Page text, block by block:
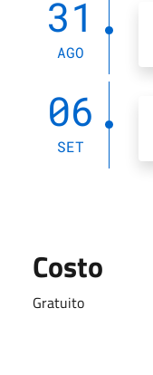
31
AGO
06
SET
Costo
Gratuito